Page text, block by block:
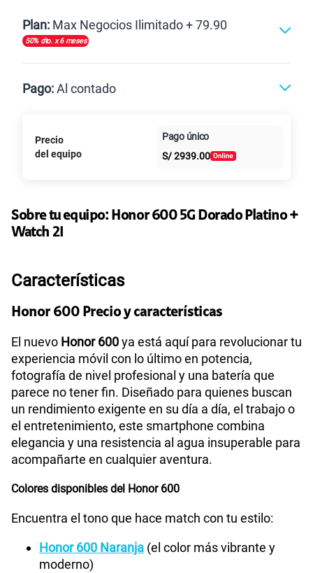
Plan: Max Negocios Ilimitado + 79.90
50% dto. x 6 meses
Paga solo
125GBen alta velocidad
S/ 79.90 S/
50% dto. x 6 meses
Paga solo
S/ 95.90 S/47.95
Pago:Al contado
Al contado Cuotas Claro
intereses
Precio
del equipo
Pago único
S/2939.00
Sobre tu equipo: Honor 600 5G Dorado Platino +
Watch 2I
Características
Honor 600 Precio y características
El nuevo Honor 600ya está aquí para revolucionar tu
experiencia móvil con lo último en potencia,
fotografía de nivel profesional y una batería que
parece no tener fin. Diseñado para quienes buscan
un rendimiento exigente en su día a día, el trabajo o
el entretenimiento, este smartphone combina
elegancia y una resistencia al agua insuperable para
acompañarte en cualquier aventura.
Colores disponibles del Honor 600
Encuentra el tono que hace match con tu estilo:
Honor 600 Naranja (el color más vibrante y
moderno)